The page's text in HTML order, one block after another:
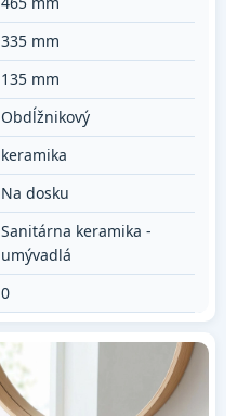
335 mm
135 mm
Obdĺžnikový
keramika
Na dosku
Sanitárna keramika -
umývadlá
0